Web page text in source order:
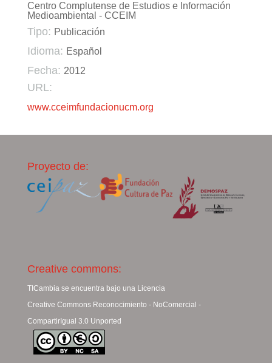
Centro Complutense de Estudios e Información
Medioambiental - CCEIM
Tipo: Publicación
Idioma: Español
Fecha: 2012
URL:
www.cceimfundacionucm.org
Proyecto de:
Creative commons:
TICambia se encuentra bajo una Licencia
Creative Commons Reconocimiento - NoComercial -
CompartirIgual 3.0 Unported